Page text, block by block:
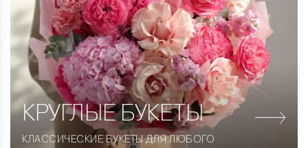
КРУГЛЫЕБУКЕТЫ
КЛАССИЧЕСКИЕ БУКЕТЫ ДЛЯ ЛЮБОГО